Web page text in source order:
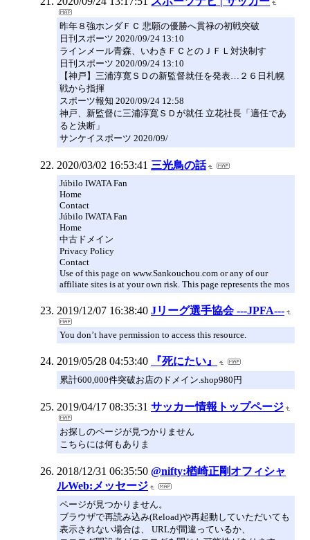
昨年８強ホンダＦＣ 悲願の優勝へ貫禄の初戦突破
日刊スポーツ 2020/09/24 13:10
ラインメール青森、いわきＦＣとのＪＦＬ対決制す
日刊スポーツ 2020/09/24 13:10
【神戸】三浦淳寛ＳＤの新監督就任を発表…２６日札幌
戦から指揮
スポーツ報知 2020/09/24 12:58
神戸、新監督に三浦淳寛ＳＤが就任 立花社長「適任であ
ると決断」
サンケイスポーツ 2020/09/
2020/03/02 16:53:41 三光鳥の話
Júbilo IWATA Fan
Home
Contact
Júbilo IWATA Fan
Home
中古ドメイン
Privacy Policy
Contact
Use of this page on www.Sankouchou.com or any of our
affiliate sites is at your own risk. This page represents the mos
2019/12/07 16:38:40 Jリーグ選手協会 ---JPFA---
You don’t have permission to access this resource.
2019/05/28 04:53:40 『死にたい』
累計600,000件突破お店のドメイン.shop980円
2019/04/17 08:35:31 サッカー情報トップページ
お探しのページが見つかりません
こちらには何もありま
2018/12/31 06:35:50 @nifty:楢崎正剛オフィシャ
ルWeb:メッセージ
ページが見つかりません。
ブラウザで再読み込み(Reload)や再起動していただいても
表示されない場合は、 URLが間違っているか、